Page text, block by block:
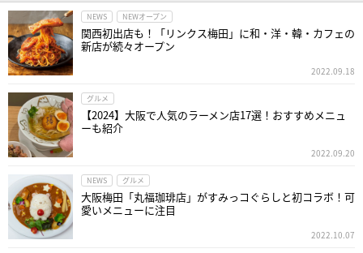
NEWS NEWオープン
関西初出店も！「リンクス梅田」に和・洋・韓・カフェの
新店が続々オープン
2022.09.18
グルメ
【2024】大阪で人気のラーメン店17選！おすすめメニュ
ーも紹介
2022.09.20
NEWS グルメ
大阪梅田「丸福珈琲店」がすみっコぐらしと初コラボ！可
愛いメニューに注目
2022.10.07